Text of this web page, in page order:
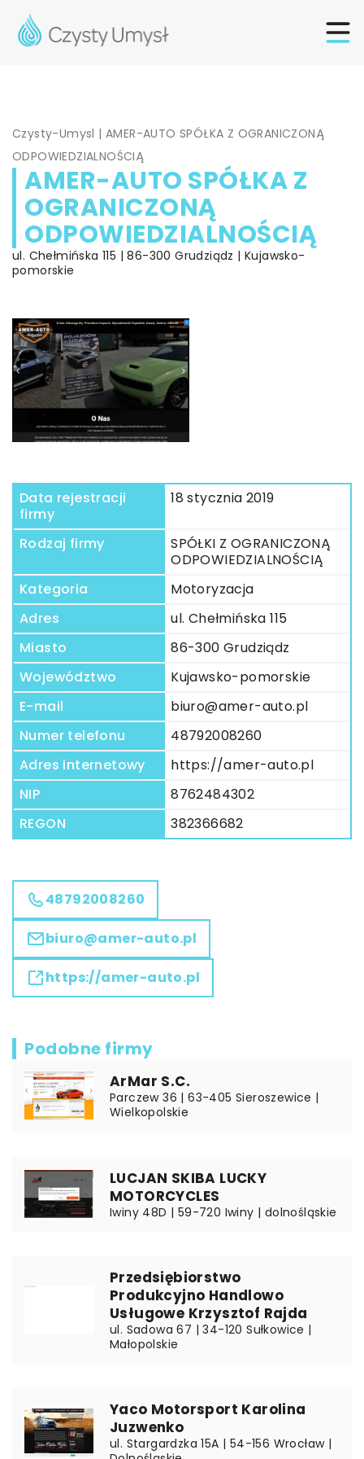
Czysty-Umysl |AMER-AUTO SPÓŁKA Z OGRANICZONĄ
ODPOWIEDZIALNOŚCIĄ
AMER-AUTO SPÓŁKA Z
OGRANICZONĄ
ODPOWIEDZIALNOŚCIĄ
ul. Chełmińska 115 | 86-300 Grudziądz | Kujawsko-
pomorskie
Data rejestracji
firmy
18 stycznia 2019
Rodzaj firmy
SPÓŁKI Z OGRANICZONĄ
ODPOWIEDZIALNOŚCIĄ
Kategoria
Motoryzacja
Adres
ul. Chełmińska 115
Miasto
86-300 Grudziądz
Województwo
Kujawsko-pomorskie
E-mail
biuro@amer-auto.pl
Numer telefonu
48792008260
Adres internetowy
https://amer-auto.pl
NIP
8762484302
REGON
382366682
48792008260
biuro@amer-auto.pl
https://amer-auto.pl
Podobne firmy
ArMar S.C.
Parczew 36 | 63-405 Sieroszewice |
Wielkopolskie
LUCJAN SKIBA LUCKY
MOTORCYCLES
Iwiny 48D | 59-720 Iwiny | dolnośląskie
Przedsiębiorstwo
Produkcyjno Handlowo
Usługowe Krzysztof Rajda
ul. Sadowa 67 | 34-120 Sułkowice |
Małopolskie
Yaco Motorsport Karolina
Juzwenko
ul. Stargardzka 15A | 54-156 Wrocław |